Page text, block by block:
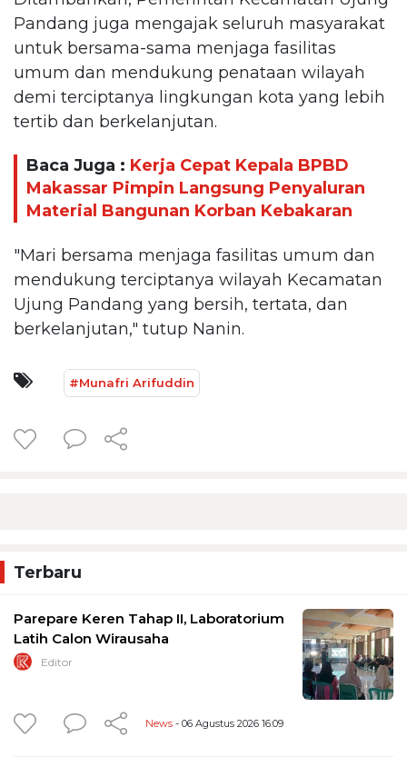
Pandang juga mengajak seluruh masyarakat
untuk bersama-sama menjaga fasilitas
umum dan mendukung penataan wilayah
demi terciptanya lingkungan kota yang lebih
tertib dan berkelanjutan.
Baca Juga : Kerja Cepat Kepala BPBD
Makassar Pimpin Langsung Penyaluran
Material Bangunan Korban Kebakaran
"Mari bersama menjaga fasilitas umum dan
mendukung terciptanya wilayah Kecamatan
Ujung Pandang yang bersih, tertata, dan
berkelanjutan," tutup Nanin.
#Munafri Arifuddin
Terbaru
Parepare Keren Tahap II, Laboratorium
Latih Calon Wirausaha
Editor
News - 06 Agustus 2026 16:09